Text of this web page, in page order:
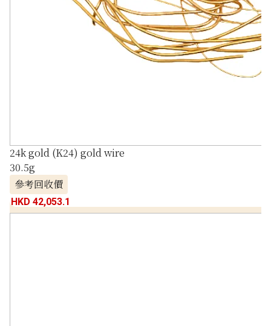
24k gold (K24) gold wire
30.5g
參考回收價
HKD 42,053.1